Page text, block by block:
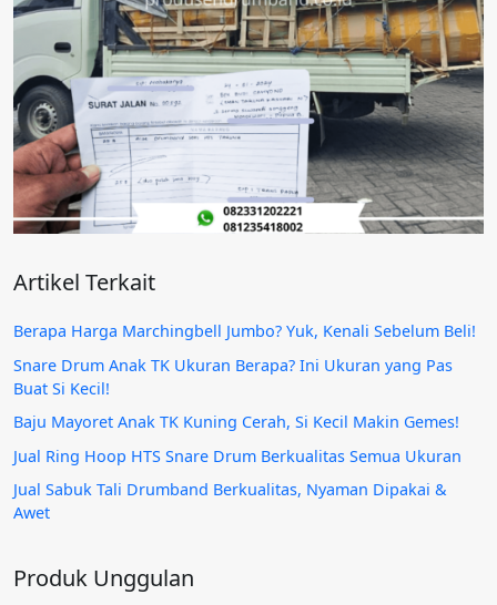
Artikel Terkait
Berapa Harga Marchingbell Jumbo? Yuk, Kenali Sebelum Beli!
Snare Drum Anak TK Ukuran Berapa? Ini Ukuran yang Pas
Buat Si Kecil!
Baju Mayoret Anak TK Kuning Cerah, Si Kecil Makin Gemes!
Jual Ring Hoop HTS Snare Drum Berkualitas Semua Ukuran
Jual Sabuk Tali Drumband Berkualitas, Nyaman Dipakai &
Awet
Produk Unggulan